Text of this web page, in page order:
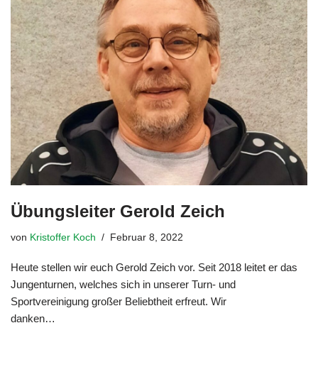
Übungsleiter Gerold Zeich
von Kristoffer Koch Februar 8, 2022
Heute stellen wir euch Gerold Zeich vor. Seit 2018 leitet er das
Jungenturnen, welches sich in unserer Turn- und
Sportvereinigung großer Beliebtheit erfreut. Wir
danken…